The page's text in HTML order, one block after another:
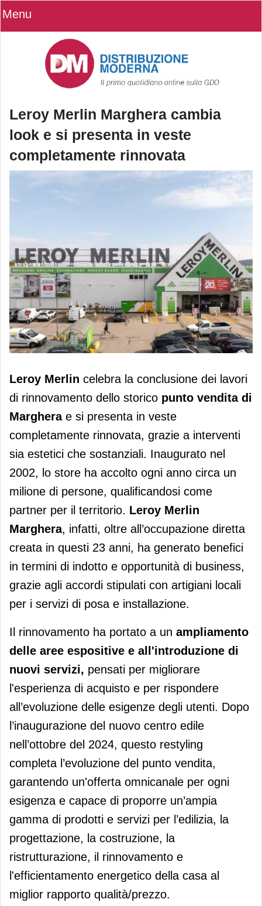
Menu
Leroy Merlin Marghera cambia
look e si presenta in veste
completamente rinnovata
Leroy Merlin Marghera cambia look e
si presenta in veste completamente
rinnovata
Leroy Merlin celebra la conclusione dei lavori
di rinnovamento dello storico punto vendita di
Margherae si presenta in veste
completamente rinnovata, grazie a interventi
sia estetici che sostanziali. Inaugurato nel
2002, lo store ha accolto ogni anno circa un
milione di persone, qualificandosi come
partner per il territorio. Leroy Merlin
Marghera, infatti, oltre all’occupazione diretta
creata in questi 23 anni, ha generato benefici
in termini di indotto e opportunità di business,
grazie agli accordi stipulati con artigiani locali
per i servizi di posa e installazione.
Il rinnovamento ha portato a un ampliamento
delle aree espositive e all'introduzione di
nuovi servizi, pensati per migliorare
l'esperienza di acquisto e per rispondere
all’evoluzione delle esigenze degli utenti. Dopo
l’inaugurazione del nuovo centro edile
nell’ottobre del 2024, questo restyling
completa l’evoluzione del punto vendita,
garantendo un'offerta omnicanale per ogni
esigenza e capace di proporre un’ampia
gamma di prodotti e servizi per l’edilizia, la
progettazione, la costruzione, la
ristrutturazione, il rinnovamento e
l'efficientamento energetico della casa al
miglior rapporto qualità/prezzo.